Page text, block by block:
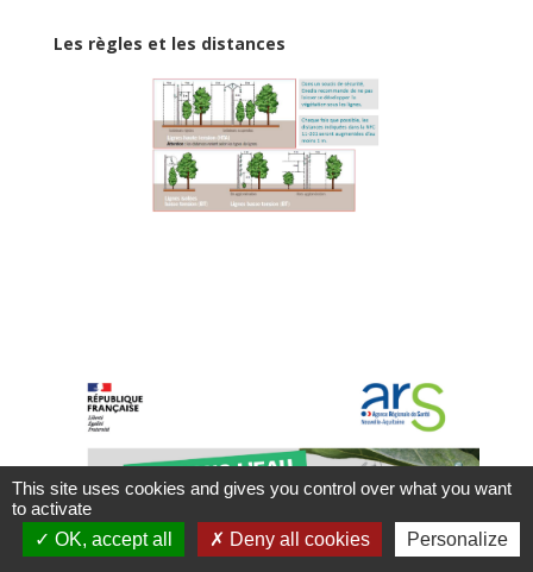
Les règles et les distances
This site uses cookies and gives you control over what you want
to activate
OK, accept all
Deny all cookies Personalize